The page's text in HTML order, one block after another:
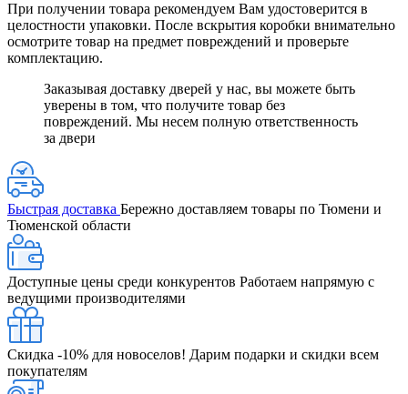
При получении товара рекомендуем Вам удостоверится в
целостности упаковки. После вскрытия коробки внимательно
осмотрите товар на предмет повреждений и проверьте
комплектацию.
Заказывая доставку дверей у нас, вы можете быть
уверены в том, что получите товар без
повреждений. Мы несем полную ответственность
за двери
Быстрая доставка Бережно доставляем товары по Тюмени и
Тюменской области
Доступные цены среди конкурентов Работаем напрямую с
ведущими производителями
Скидка -10% для новоселов! Дарим подарки и скидки всем
покупателям